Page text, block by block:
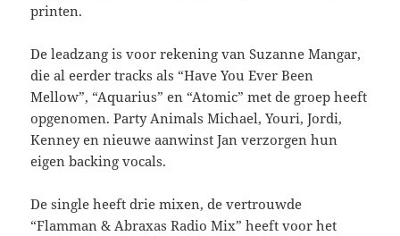
printen.
De leadzang is voor rekening van Suzanne Mangar,
die al eerder tracks als “Have You Ever Been
Mellow”, “Aquarius” en “Atomic” met de groep heeft
opgenomen. Party Animals Michael, Youri, Jordi,
Kenney en nieuwe aanwinst Jan verzorgen hun
eigen backing vocals.
De single heeft drie mixen, de vertrouwde
“Flamman & Abraxas Radio Mix” heeft voor het